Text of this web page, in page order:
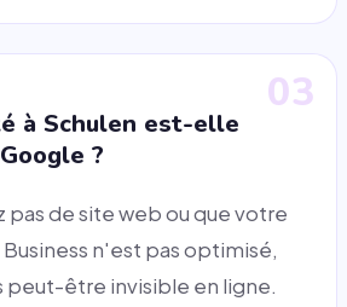
03
à Schulen est-elle
?
pas de site web ou que votre
n'est pas optimisé,
peut-être invisible en ligne.